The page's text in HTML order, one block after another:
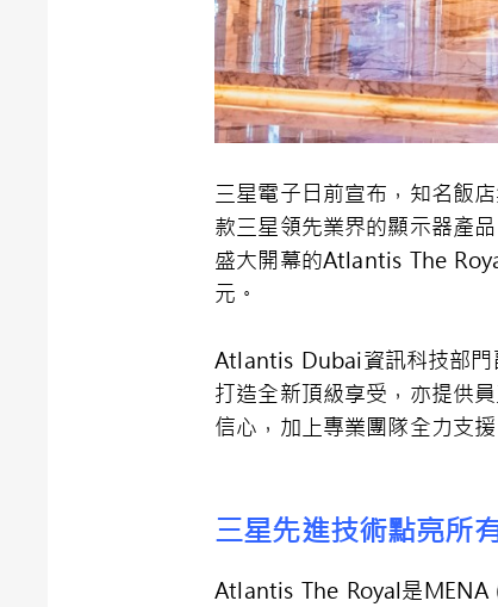
三星電子日前宣布，知名飯
款三星領先業界的顯示器產
盛大開幕的Atlantis The
元。
Atlantis Dubai資訊科技部門
打造全新頂級享受，亦提供
信心，加上專業團隊全力支
三星先進技術點亮所
Atlantis The Royal是MENA